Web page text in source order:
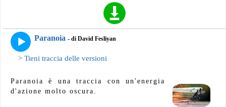
Paranoia - di David Fesliyan
> Tieni traccia delle versioni
Paranoia è una traccia con un'energia
d'azione molto oscura.